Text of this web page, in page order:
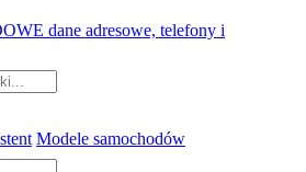
dane adresowe, telefony i
Modele samochodów